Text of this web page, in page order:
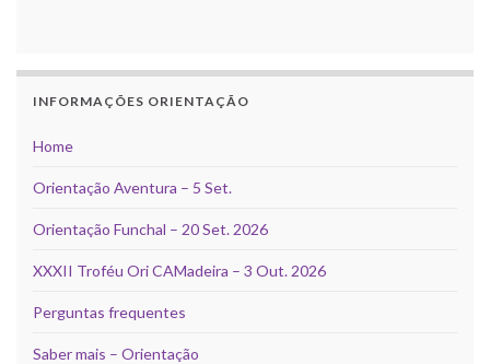
INFORMAÇÕES ORIENTAÇÃO
Home
Orientação Aventura – 5 Set.
Orientação Funchal – 20 Set. 2026
XXXII Troféu Ori CAMadeira – 3 Out. 2026
Perguntas frequentes
Saber mais – Orientação